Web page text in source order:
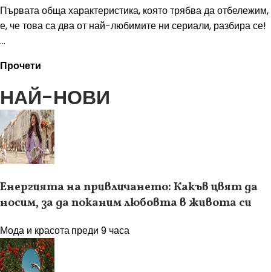
Първата обща характеристика, която трябва да отбележим,
е, че това са два от най-любимите ни сериали, разбира се!
...
Прочети
НАЙ-НОВИ
Енергията на привличането: Какъв цвят да
носим, за да поканим любовта в живота си
Мода и красотапреди 9 часа